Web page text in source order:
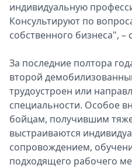
индивидуальную
Консультируют по
собственного бизнеса",
За последние полтора
второй
трудоустроен или
специальности. Особое
бойцам, получившим
выстраиваются
сопровождением,
подходящего рабочего